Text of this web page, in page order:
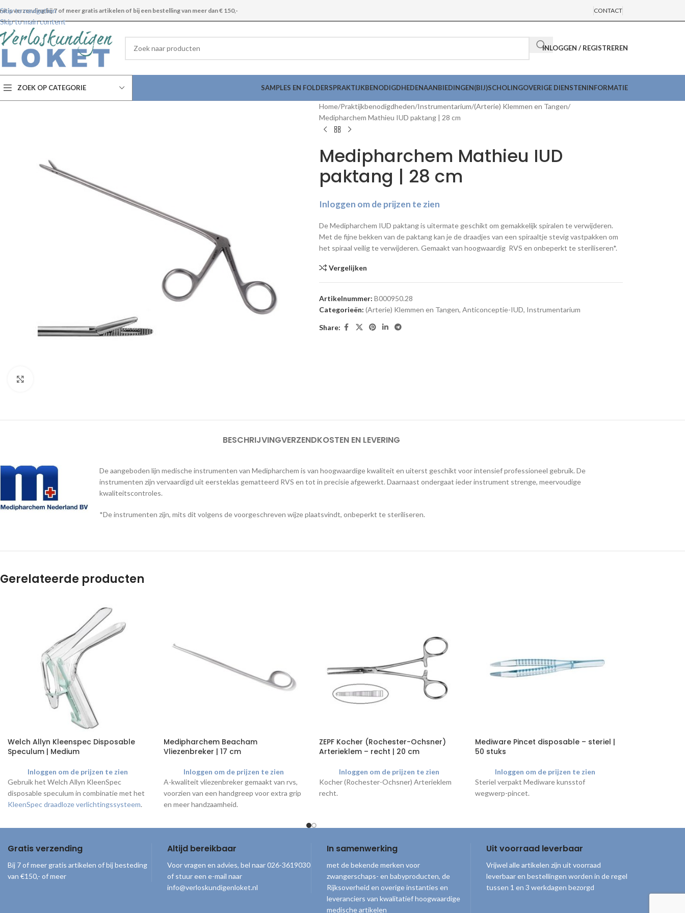
Skip to navigation
Skip to main content
verzending bij 7 of meer gratis artikelen of bij een bestelling van meer dan € 150,- CONTACT
INLOGGEN / REGISTREREN
ZOEK OP CATEGORIE SAMPLES EN FOLDERSPRAKTIJKBENODIGDHEDENAANBIEDINGEN(BIJ)SCHOLINGOVERIGE DIENSTENINFORMATIE
Home Praktijkbenodigdheden Instrumentarium (Arterie) Klemmen en Tangen
Medipharchem Mathieu IUD paktang | 28 cm
Medipharchem Mathieu IUD
paktang | 28 cm
Inloggen om de prijzen te zien
De Medipharchem IUD paktang is uitermate geschikt om gemakkelijk spiralen te verwijderen.
Met de fijne bekken van de paktang kan je de draadjes van een spiraaltje stevig vastpakken om
het spiraal veilig te verwijderen. Gemaakt van hoogwaardig RVS en onbeperkt te steriliseren*.
Vergelijken
Artikelnummer: B000950.28
Categorieën: (Arterie) Klemmen en Tangen, Anticonceptie-IUD, Instrumentarium
Share:
BESCHRIJVINGVERZENDKOSTEN EN LEVERING
De aangeboden lijn medische instrumenten van Medipharchem is van hoogwaardige kwaliteit en uiterst geschikt voor intensief professioneel gebruik. De
instrumenten zijn vervaardigd uit eersteklas gematteerd RVS en tot in precisie afgewerkt. Daarnaast ondergaat ieder instrument strenge, meervoudige
kwaliteitscontroles.
*De instrumenten zijn, mits dit volgens de voorgeschreven wijze plaatsvindt, onbeperkt te steriliseren.
Gerelateerde producten
Welch Allyn Kleenspec Disposable
Speculum | Medium
Inloggen om de prijzen te zien
Gebruik het Welch Allyn KleenSpec
disposable speculum in combinatie met het
KleenSpec draadloze verlichtingssysteem.
Optimaal zicht
Transparant en kwalitatief kunststof
materiaal
Per stuk steriel verpakt
Medipharchem Beacham
Vliezenbreker | 17 cm
Inloggen om de prijzen te zien
A-kwaliteit vliezenbreker gemaakt van rvs,
voorzien van een handgreep voor extra grip
en meer handzaamheid.
ZEPF Kocher (Rochester-Ochsner)
Arterieklem – recht | 20 cm
Inloggen om de prijzen te zien
Kocher (Rochester-Ochsner) Arterieklem
recht.
Mediware Pincet disposable – steriel |
50 stuks
Inloggen om de prijzen te zien
Steriel verpakt Mediware kunsstof
wegwerp-pincet.
Gratis verzending
Bij 7 of meer gratis artikelen of bij besteding
van €150,- of meer
Altijd bereikbaar
Voor vragen en advies, bel naar 026-3619030
of stuur een e-mail naar
info@verloskundigenloket.nl
In samenwerking
met de bekende merken voor
zwangerschaps- en babyproducten, de
Rijksoverheid en overige instanties en
leveranciers van kwalitatief hoogwaardige
medische artikelen
Uit voorraad leverbaar
Vrijwel alle artikelen zijn uit voorraad
leverbaar en bestellingen worden in de regel
tussen 1 en 3 werkdagen bezorgd